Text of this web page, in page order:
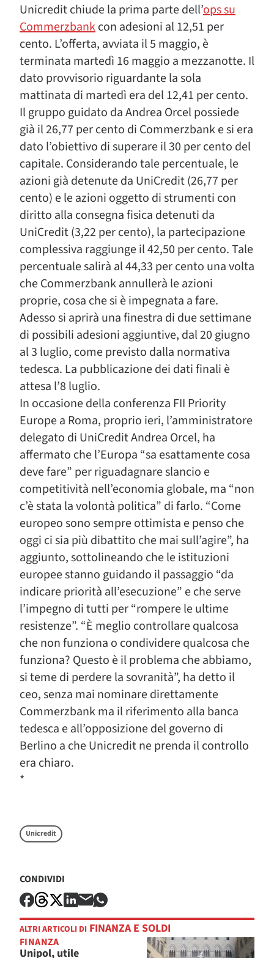
Unicredit chiude la prima parte dell’ops su
Commerzbankcon adesioni al 12,51 per
cento. L’offerta, avviata il 5 maggio, è
terminata martedì 16 maggio a mezzanotte. Il
dato provvisorio riguardante la sola
mattinata di martedì era del 12,41 per cento.
Il gruppo guidato da Andrea Orcel possiede
già il 26,77 per cento di Commerzbank e si era
dato l’obiettivo di superare il 30 per cento del
capitale. Considerando tale percentuale, le
azioni già detenute da UniCredit (26,77 per
cento) e le azioni oggetto di strumenti con
diritto alla consegna fisica detenuti da
UniCredit (3,22 per cento), la partecipazione
complessiva raggiunge il 42,50 per cento. Tale
percentuale salirà al 44,33 per cento una volta
che Commerzbank annullerà le azioni
proprie, cosa che si è impegnata a fare.
Adesso si aprirà una finestra di due settimane
di possibili adesioni aggiuntive, dal 20 giugno
al 3 luglio, come previsto dalla normativa
tedesca. La pubblicazione dei dati finali è
attesa l’8 luglio.
In occasione della conferenza FII Priority
Europe a Roma, proprio ieri, l’amministratore
delegato di UniCredit Andrea Orcel, ha
affermato che l’Europa “sa esattamente cosa
deve fare” per riguadagnare slancio e
competitività nell’economia globale, ma “non
c’è stata la volontà politica” di farlo. “Come
europeo sono sempre ottimista e penso che
oggi ci sia più dibattito che mai sull’agire”, ha
aggiunto, sottolineando che le istituzioni
europee stanno guidando il passaggio “da
indicare priorità all’esecuzione” e che serve
l’impegno di tutti per “rompere le ultime
resistenze”. “È meglio controllare qualcosa
che non funziona o condividere qualcosa che
funziona? Questo è il problema che abbiamo,
si teme di perdere la sovranità”, ha detto il
ceo, senza mai nominare direttamente
Commerzbank ma il riferimento alla banca
tedesca e all’opposizione del governo di
Berlino a che Unicredit ne prenda il controllo
era chiaro.
*
Unicredit
CONDIVIDI
ALTRI ARTICOLI DI FINANZA E SOLDI
FINANZA
Unipol, utile